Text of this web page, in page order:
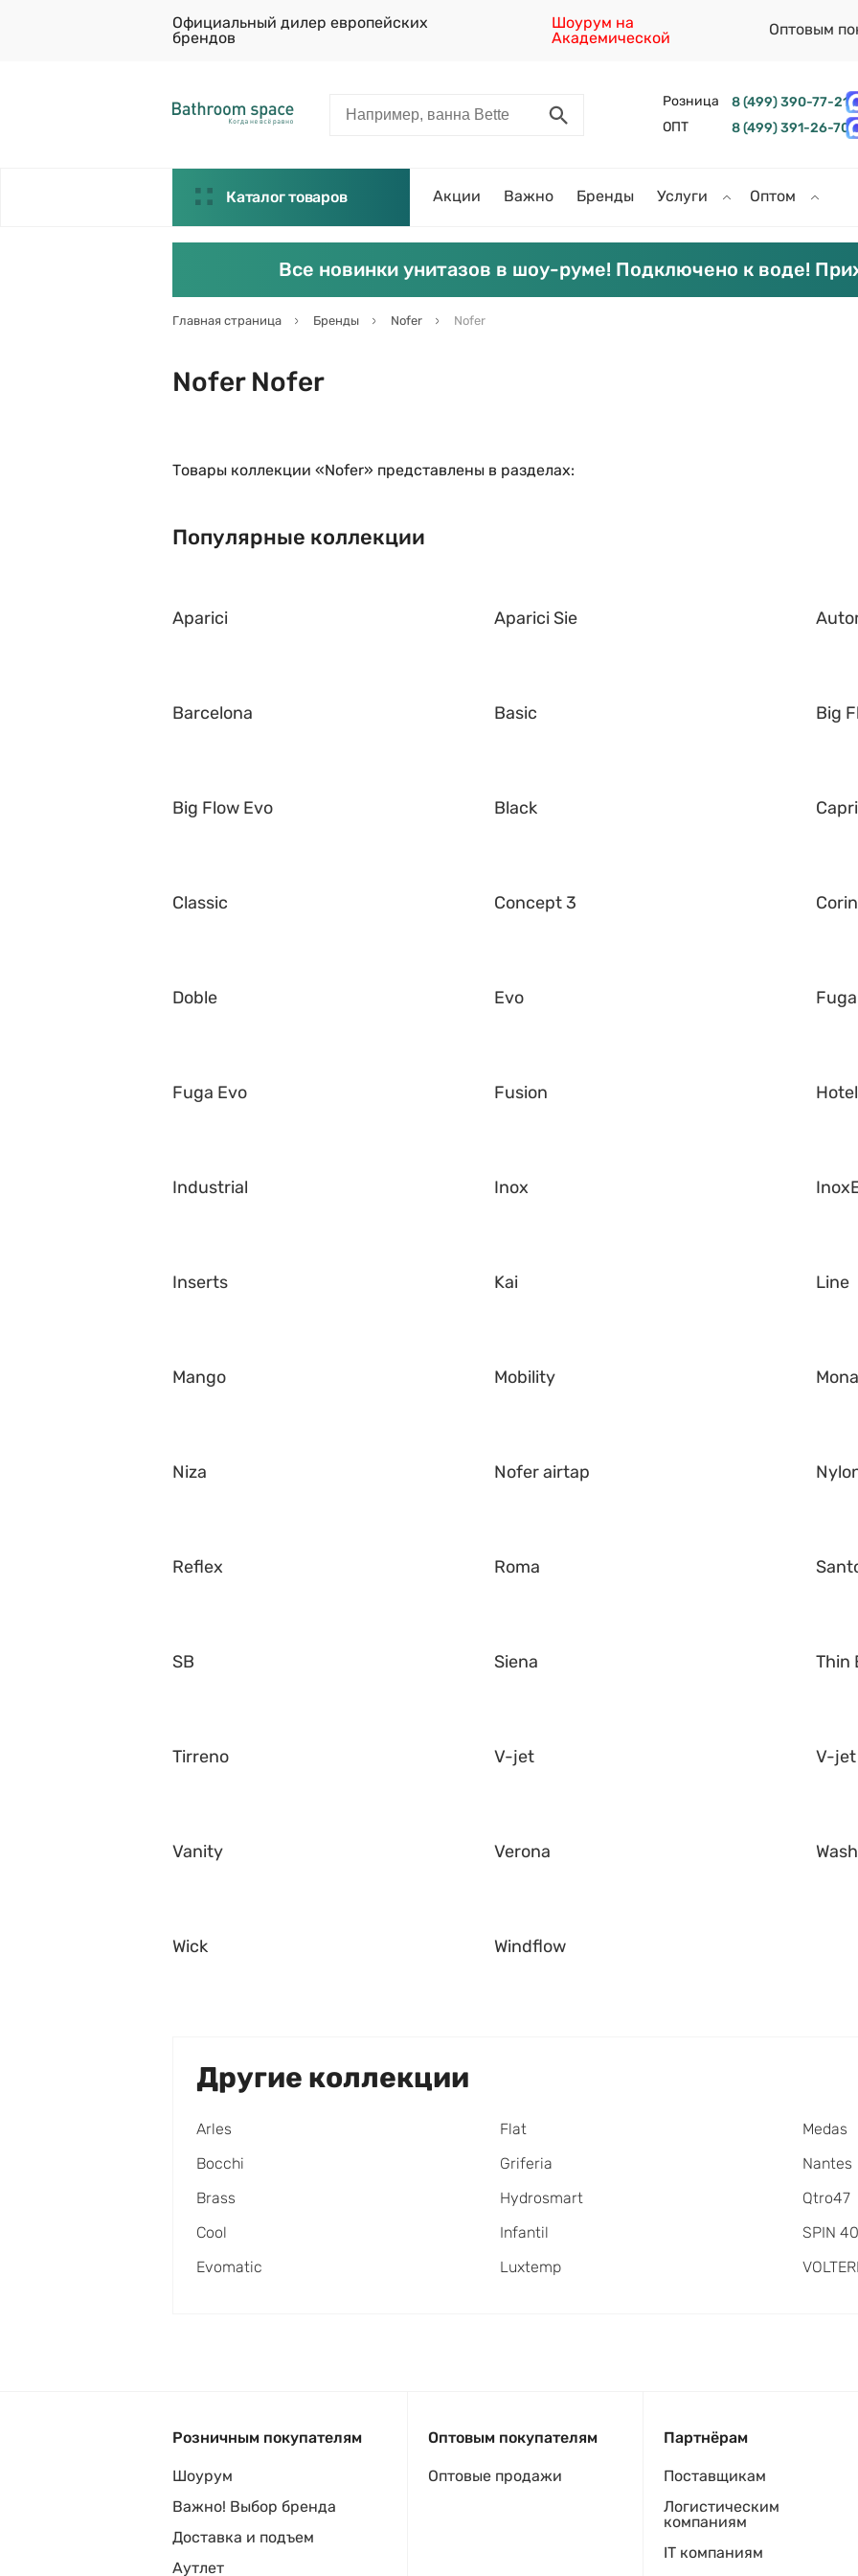
Официальный дилер европейских
брендов
Шоурум на
Академической
Оптовым
Розница 8 (499) 390-77-21
ОПТ
8 (499) 391-26-70
Каталог товаров Акции Важно Бренды Услуги Оптом
Все новинки унитазов в шоу-руме! Подключено к воде!
Главная страница Бренды Nofer Nofer
Nofer Nofer
Товары коллекции «Nofer» представлены в разделах:
Популярные коллекции
Aparici Aparici Sie
Barcelona Basic Big
Big Flow Evo Black Capri
Classic Concept 3
Doble Evo Fuga
Fuga Evo Fusion Hotel
Industrial Inox
Inserts Kai Line
Mango Mobility
Niza Nofer airtap
Reflex Roma
SB Siena Thin
Tirreno V-jet V-jet
Vanity Verona Wash
Wick Windflow
Другие коллекции
Arles
Bocchi
Brass
Cool
Evomatic
Flat
Griferia
Hydrosmart
Infantil
Luxtemp
Medas
Nantes
Qtro47
SPIN
Розничным покупателям
Шоурум
Важно! Выбор бренда
Доставка и подъем
Аутлет
Оптовым покупателям
Оптовые продажи
Партнёрам
Поставщикам
Логистическим
компаниям
IT компаниям